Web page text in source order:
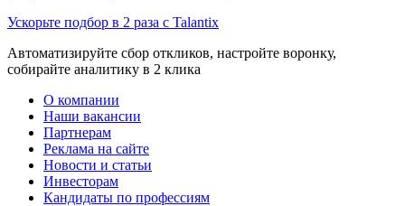
Ускорьте подбор в 2 раза с Talantix
Автоматизируйте сбор откликов, настройте воронку,
собирайте аналитику в 2 клика
О компании
Наши вакансии
Партнерам
Реклама на сайте
Новости и статьи
Инвесторам
Кандидаты по профессиям